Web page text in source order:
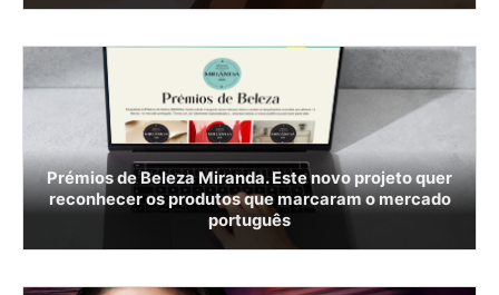
Prémios de Beleza Miranda. Este novo projeto quer
reconhecer os produtos que marcaram o mercado
português